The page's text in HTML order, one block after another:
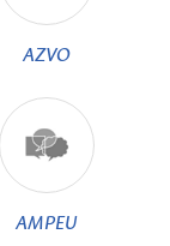
AZVO
AMPEU